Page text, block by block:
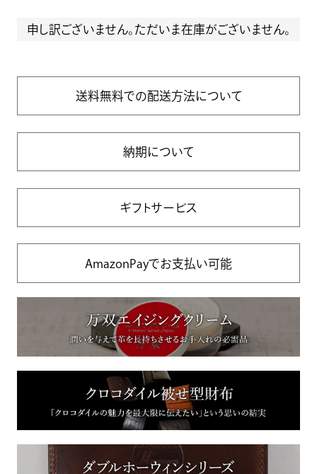
申し訳ございません。ただいま在庫がございません。
送料無料での配送方法について
納期について
ギフトサービス
AmazonPayでお支払い可能